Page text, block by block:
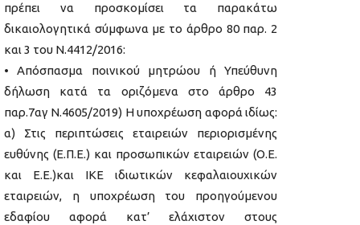
πρέπει να προσκομίσει τα παρακάτω
δικαιολογητικά σύμφωνα με το άρθρο 80 παρ. 2
και 3 του Ν.4412/2016:
• Απόσπασμα ποινικού μητρώου ή Υπεύθυνη
δήλωση κατά τα οριζόμενα στο άρθρο 43
παρ.7αγ Ν.4605/2019) Η υποχρέωση αφορά ιδίως:
α) Στις περιπτώσεις εταιρειών περιορισμένης
ευθύνης (Ε.Π.Ε.) και προσωπικών εταιρειών (Ο.Ε.
και Ε.Ε.)και IKE ιδιωτικών κεφαλαιουχικών
εταιρειών, η υποχρέωση του προηγούμενου
εδαφίου αφορά κατ’ ελάχιστον στους